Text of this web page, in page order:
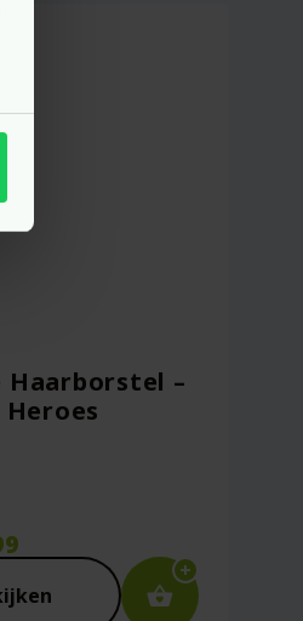
Haarborstel –